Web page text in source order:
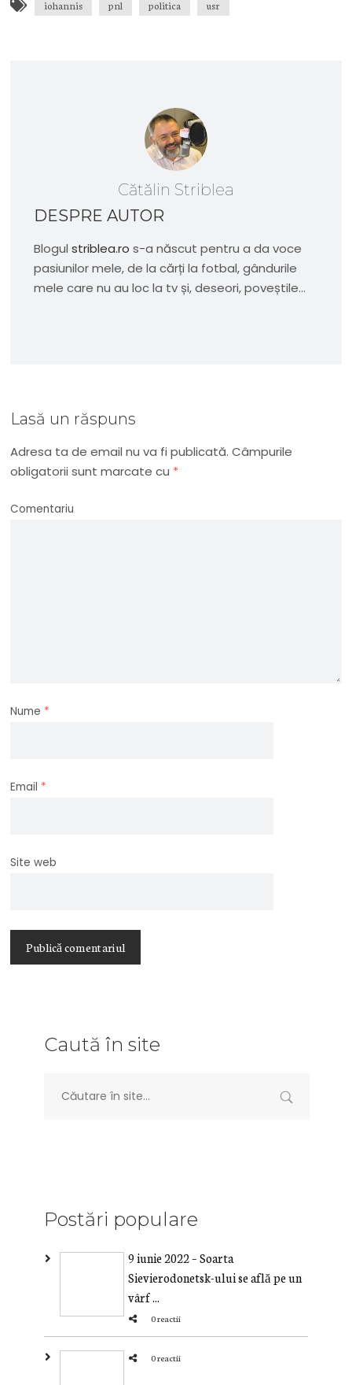
iohannis pnl politica usr
Cătălin Striblea
DESPRE AUTOR
Blogulstriblea.ro s-a născut pentru a da voce
pasiunilor mele, de la cărți la fotbal, gândurile
mele care nu au loc la tv și, deseori, poveștile...
Lasă un răspuns
Adresa ta de email nu va fi publicată. Câmpurile
obligatorii sunt marcate cu *
Comentariu
Nume *
Email *
Site web
Caută în site
Postări populare
9 iunie 2022 – Soarta
Sievierodonetsk-ului se află pe un
vârf ...
0 reactii
0 reactii